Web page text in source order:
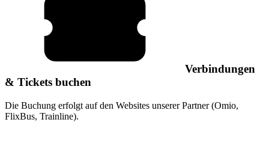
Verbindungen
& Tickets buchen
Die Buchung erfolgt auf den Websites unserer Partner (Omio,
FlixBus, Trainline).